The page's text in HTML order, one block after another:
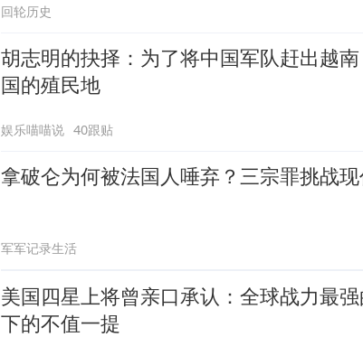
回轮历史
胡志明的抉择：为了将中国军队赶出越
国的殖民地
娱乐喵喵说 40跟贴
拿破仑为何被法国人唾弃？三宗罪挑战
军军记录生活
美国四星上将曾亲口承认：全球战力最
下的不值一提